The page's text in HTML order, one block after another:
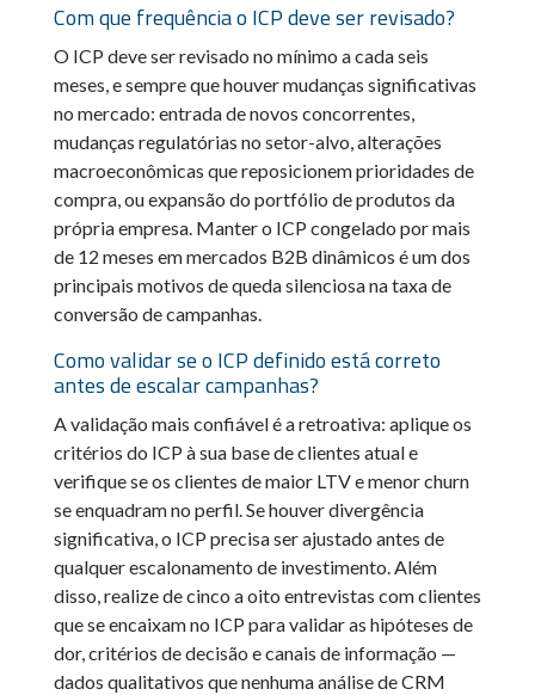
Com que frequência o ICP deve ser revisado?
O ICP deve ser revisado no mínimo a cada seis
meses, e sempre que houver mudanças significativas
no mercado: entrada de novos concorrentes,
mudanças regulatórias no setor-alvo, alterações
macroeconômicas que reposicionem prioridades de
compra, ou expansão do portfólio de produtos da
própria empresa. Manter o ICP congelado por mais
de 12 meses em mercados B2B dinâmicos é um dos
principais motivos de queda silenciosa na taxa de
conversão de campanhas.
Como validar se o ICP definido está correto
antes de escalar campanhas?
A validação mais confiável é a retroativa: aplique os
critérios do ICP à sua base de clientes atual e
verifique se os clientes de maior LTV e menor churn
se enquadram no perfil. Se houver divergência
significativa, o ICP precisa ser ajustado antes de
qualquer escalonamento de investimento. Além
disso, realize de cinco a oito entrevistas com clientes
que se encaixam no ICP para validar as hipóteses de
dor, critérios de decisão e canais de informação —
dados qualitativos que nenhuma análise de CRM